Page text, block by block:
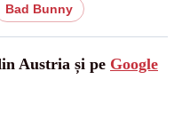
Bad Bunny
Austria și pe Google